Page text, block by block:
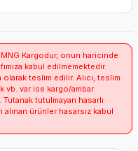
Kargodur, onun haricinde
kabul edilmemektedir.
teslim edilir. Alıcı, teslim
vb. var ise kargo/ambar
tutulmayan hasarlı
ürünler hasarsız kabul